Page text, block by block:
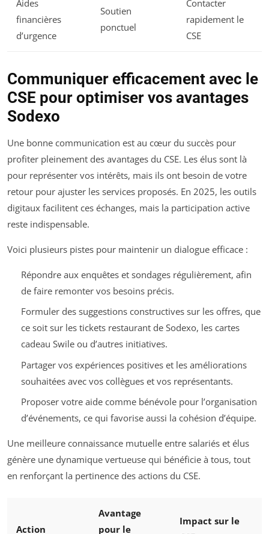
Aides
financières
d’urgence
Soutien
ponctuel
Contacter
rapidement le
CSE
Communiquer efficacement avec le
CSE pour optimiser vos avantages
Sodexo
Une bonne communication est au cœur du succès pour
profiter pleinement des avantages du CSE. Les élus sont là
pour représenter vos intérêts, mais ils ont besoin de votre
retour pour ajuster les services proposés. En 2025, les outils
digitaux facilitent ces échanges, mais la participation active
reste indispensable.
Voici plusieurs pistes pour maintenir un dialogue efficace :
Répondre aux enquêtes et sondages régulièrement, afin
de faire remonter vos besoins précis.
Formuler des suggestions constructives sur les offres, que
ce soit sur les tickets restaurant de Sodexo, les cartes
cadeau Swile ou d’autres initiatives.
Partager vos expériences positives et les améliorations
souhaitées avec vos collègues et vos représentants.
Proposer votre aide comme bénévole pour l’organisation
d’événements, ce qui favorise aussi la cohésion d’équipe.
Une meilleure connaissance mutuelle entre salariés et élus
génère une dynamique vertueuse qui bénéficie à tous, tout
en renforçant la pertinence des actions du CSE.
Action
Avantage
pour le
Impact sur le